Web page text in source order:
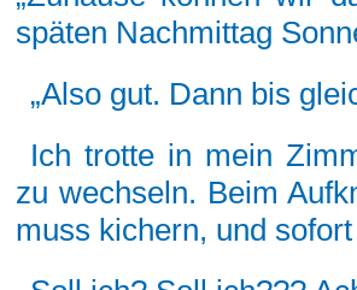
späten Nachmittag
„Also gut. Dann bis
Ich trotte in mein
zu wechseln. Beim
muss kichern, und